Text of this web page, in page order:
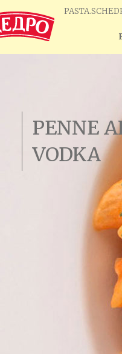
PENNE
VODKA